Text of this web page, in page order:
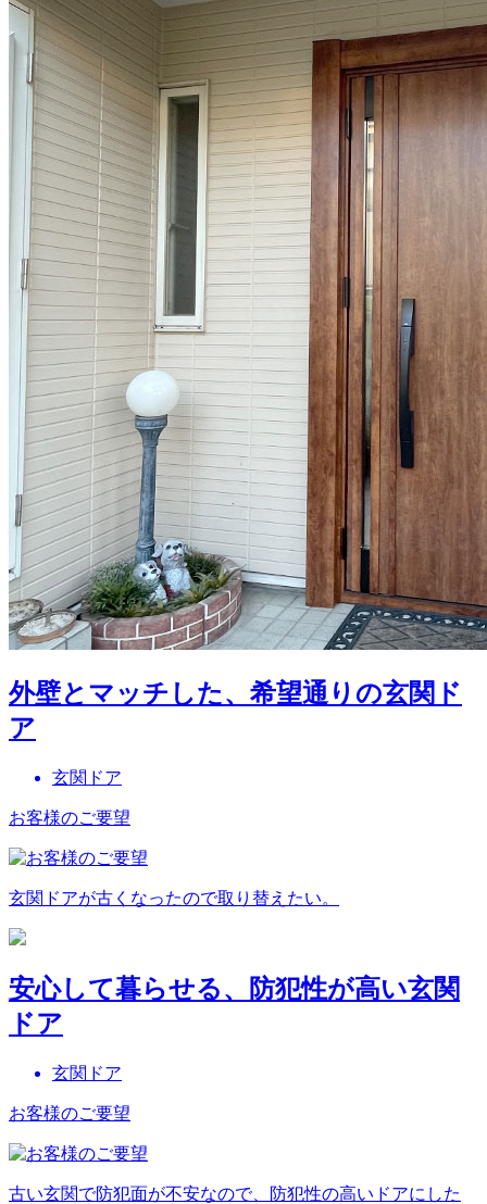
外壁とマッチした、希望通りの玄関ド
ア
玄関ドア
お客様のご要望
玄関ドアが古くなったので取り替えたい。
安心して暮らせる、防犯性が高い玄関
ドア
玄関ドア
お客様のご要望
古い玄関で防犯面が不安なので、防犯性の高いドアにした